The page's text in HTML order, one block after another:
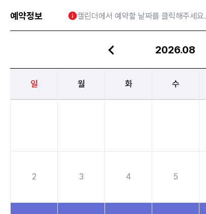
예약정보 캘린더에서 예약할 날짜를 클릭해주세요.
2026.08
토요일로
일 월 화 수
2 3 4 5